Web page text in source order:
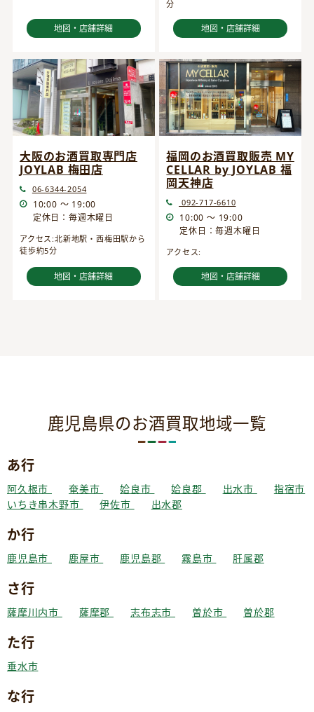
地図・店舗詳細
分
地図・店舗詳細
大阪のお酒買取専門店
JOYLAB 梅田店
06-6344-2054
10:00 ～ 19:00
定休日：毎週木曜日
アクセス:北新地駅・西梅田駅から
徒歩約5分
地図・店舗詳細
福岡のお酒買取販売 MY
CELLAR by JOYLAB 福
岡天神店
092-717-6610
10:00 ～ 19:00
定休日：毎週木曜日
アクセス:
地図・店舗詳細
鹿児島県のお酒買取地域一覧
あ行
阿久根市 奄美市 姶良市 姶良郡 出水市
指宿市
いちき串木野市
伊佐市 出水郡
か行
鹿児島市 鹿屋市 鹿児島郡 霧島市 肝属郡
さ行
薩摩川内市 薩摩郡 志布志市 曽於市 曽於郡
た行
垂水市
な行